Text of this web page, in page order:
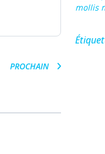
PROCHAIN
mollis